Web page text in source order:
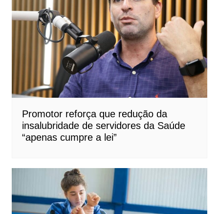
Promotor reforça que redução da
insalubridade de servidores da Saúde
“apenas cumpre a lei”